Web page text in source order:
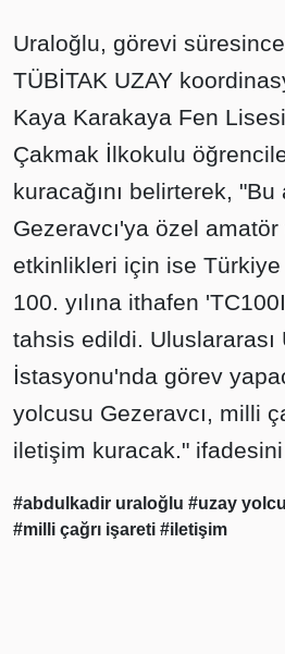
Uraloğlu, görevi süresince
TÜBİTAK UZAY
Kaya Karakaya Fen
Çakmak İlkokulu
kuracağını belirterek, "Bu
Gezeravcı'ya özel
etkinlikleri için ise
100. yılına ithafen
tahsis edildi. Uluslararası
İstasyonu'nda görev
yolcusu Gezeravcı, milli
iletişim kuracak." ifadesini
#abdulkadir uraloğlu #uzay
#milli çağrı işareti #iletişim